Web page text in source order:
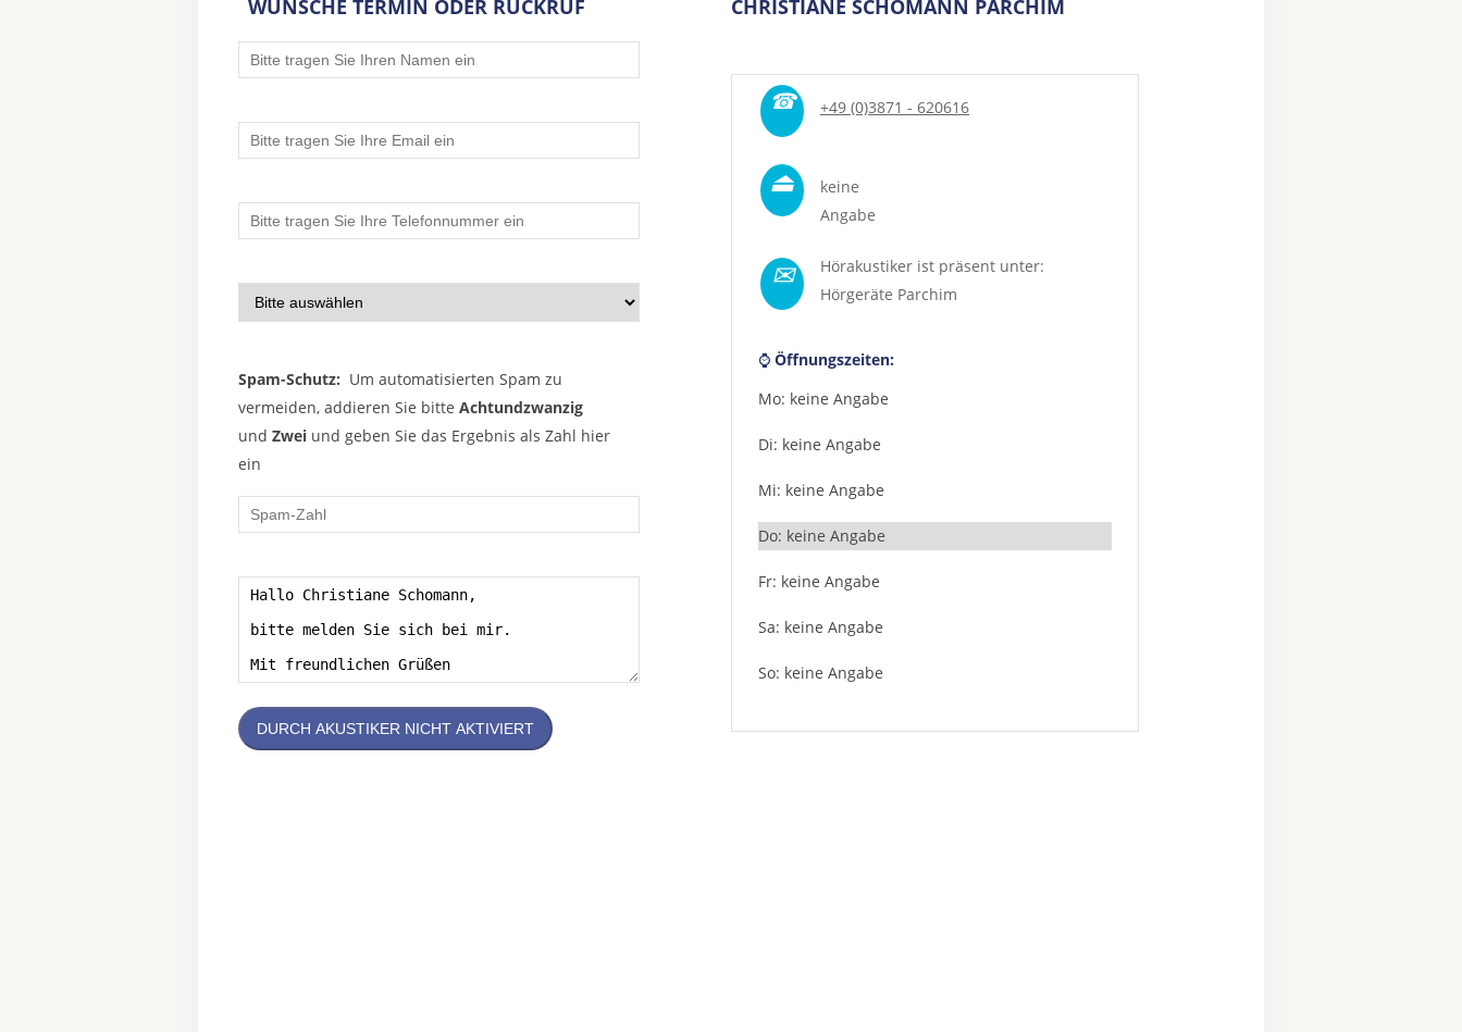
WÜNSCHE TERMIN ODER RÜCKRUF
Spam-Schutz: Um automatisierten Spam zu
vermeiden, addieren Sie bitte Achtundzwanzig
und Zwei und geben Sie das Ergebnis als Zahl hier
ein
DURCH AKUSTIKER NICHT AKTIVIERT
CHRISTIANE SCHOMANN PARCHIM
☎ +49 (0)3871 - 620616
⏏
keine
Angabe
✉
Hörakustiker ist präsent unter:
Hörgeräte Parchim
⌚ Öffnungszeiten:
Mo: keine Angabe
Di: keine Angabe
Mi: keine Angabe
Do: keine Angabe
Fr: keine Angabe
Sa: keine Angabe
So: keine Angabe